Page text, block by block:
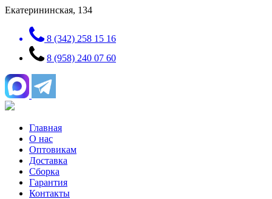
Екатерининская, 134
8 (342) 258 15 16
8 (958) 240 07 60
Главная
О нас
Оптовикам
Доставка
Сборка
Гарантия
Контакты